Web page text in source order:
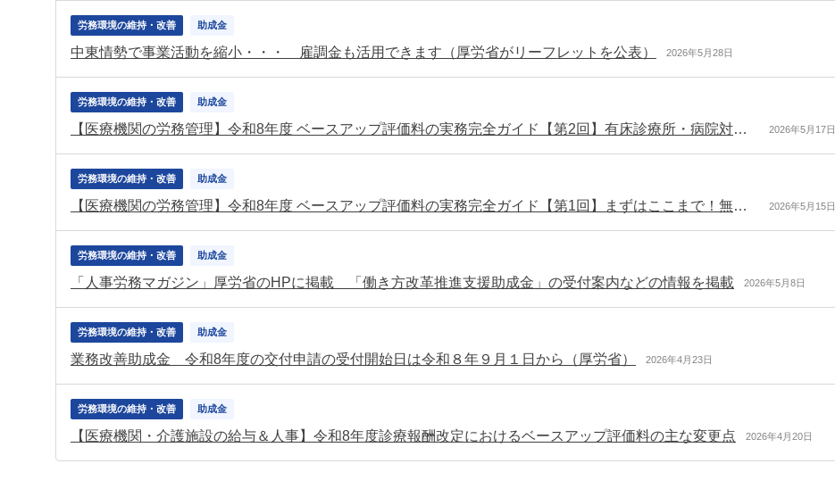
労務環境の維持・改善 助成金
中東情勢で事業活動を縮小・・・ 雇調金も活用できます（厚労省がリーフレットを公表） 2026年5月28日
労務環境の維持・改善 助成金
【医療機関の労務管理】令和8年度 ベースアップ評価料の実務完全ガイド【第2回】有床診療所・病院対応と「基本給等」「月額賃金」の実務整理 2026年5月17日
労務環境の維持・改善 助成金
【医療機関の労務管理】令和8年度 ベースアップ評価料の実務完全ガイド【第1回】まずはここまで！無床診療所の届出と様式整理 2026年5月15日
労務環境の維持・改善 助成金
「人事労務マガジン」厚労省のHPに掲載 「働き方改革推進支援助成金」の受付案内などの情報を掲載 2026年5月8日
労務環境の維持・改善 助成金
業務改善助成金 令和8年度の交付申請の受付開始日は令和８年９月１日から（厚労省） 2026年4月23日
労務環境の維持・改善 助成金
【医療機関・介護施設の給与＆人事】令和8年度診療報酬改定におけるベースアップ評価料の主な変更点 2026年4月20日